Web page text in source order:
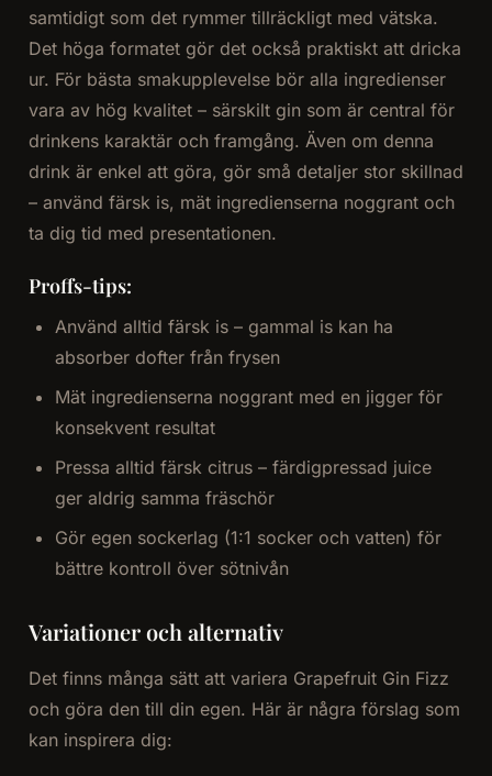
samtidigt som det rymmer tillräckligt med vätska.
Det höga formatet gör det också praktiskt att dricka
ur. För bästa smakupplevelse bör alla ingredienser
vara av hög kvalitet – särskilt gin som är central för
drinkens karaktär och framgång. Även om denna
drink är enkel att göra, gör små detaljer stor skillnad
– använd färsk is, mät ingredienserna noggrant och
ta dig tid med presentationen.
Proffs-tips:
Använd alltid färsk is – gammal is kan ha
absorber dofter från frysen
Mät ingredienserna noggrant med en jigger för
konsekvent resultat
Pressa alltid färsk citrus – färdigpressad juice
ger aldrig samma fräschör
Gör egen sockerlag (1:1 socker och vatten) för
bättre kontroll över sötnivån
Variationer och alternativ
Det finns många sätt att variera Grapefruit Gin Fizz
och göra den till din egen. Här är några förslag som
kan inspirera dig: